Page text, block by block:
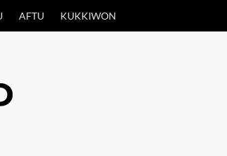
AFTU KUKKIWON